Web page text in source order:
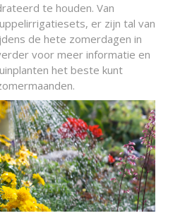
te houden. Van
er zijn tal van
de hete zomerdagen in
voor meer informatie en
het beste kunt